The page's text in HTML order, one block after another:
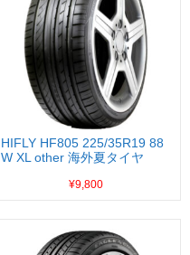
HIFLY HF805 225/35R19 88
W XL other 海外夏タイヤ
¥9,800